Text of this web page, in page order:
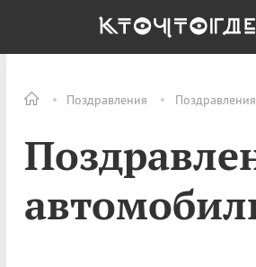
Поздравления
ОБЩЕСТВО